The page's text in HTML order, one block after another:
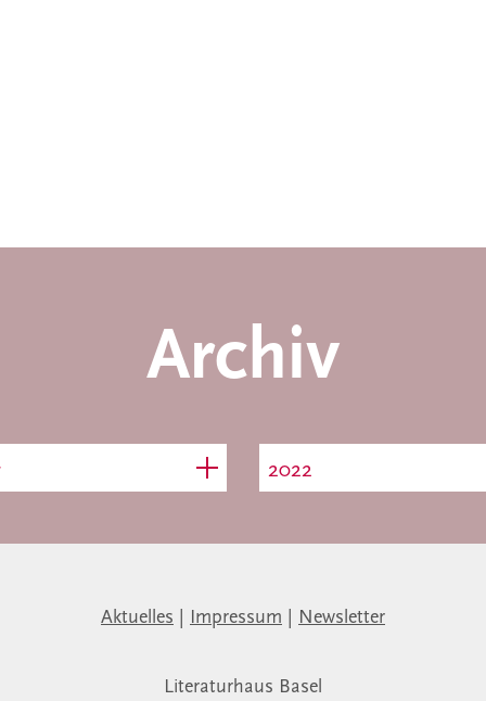
Archiv
2022
Aktuelles Impressum Newsletter
Literaturhaus Basel